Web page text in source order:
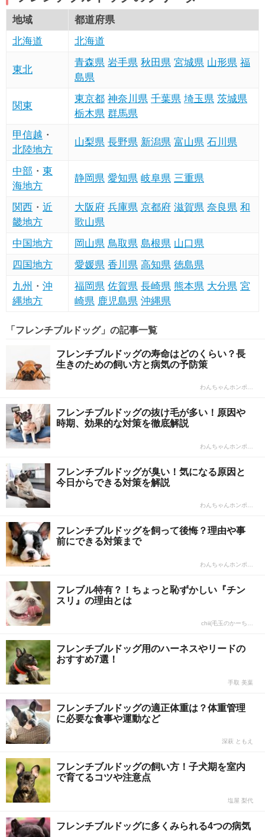
地域
都道府県
北海道
北海道
東北
青森県 岩手県 秋田県 宮城県 山形県 福
島県
関東
東京都 神奈川県 千葉県 埼玉県 茨城県
栃木県 群馬県
甲信越 ・
北陸地方
山梨県 長野県 新潟県 富山県 石川県
中部 ・ 東
海地方
静岡県 愛知県 岐阜県 三重県
関西 ・ 近
畿地方
大阪府 兵庫県 京都府 滋賀県 奈良県 和
歌山県
中国地方
岡山県 鳥取県 島根県 山口県
四国地方
愛媛県 香川県 高知県 徳島県
九州 ・ 沖
縄地方
福岡県 佐賀県 長崎県 熊本県 大分県 宮
崎県 鹿児島県 沖縄県
「フレンチブルドッグ」の記事一覧
フレンチブルドッグの寿命はどのくらい？長
生きのための飼い方と病気の予防策
わんちゃんホンポ…
フレンチブルドッグの抜け毛が多い！原因や
時期、効果的な対策を徹底解説
わんちゃんホンポ…
フレンチブルドッグが臭い！気になる原因と
今日からできる対策を解説
わんちゃんホンポ…
フレンチブルドッグを飼って後悔？理由や事
前にできる対策まで
わんちゃんホンポ…
フレブル特有？！ちょっと恥ずかしい『チン
スリ』の理由とは
chii(毛玉のかーち…
フレンチブルドッグ用のハーネスやリードの
おすすめ7選！
手取 美葉
フレンチブルドッグの適正体重は？体重管理
に必要な食事や運動など
深萩 ともえ
フレンチブルドッグの飼い方！子犬期を室内
で育てるコツや注意点
塩屋 梨代
フレンチブルドッグに多くみられる4つの病気